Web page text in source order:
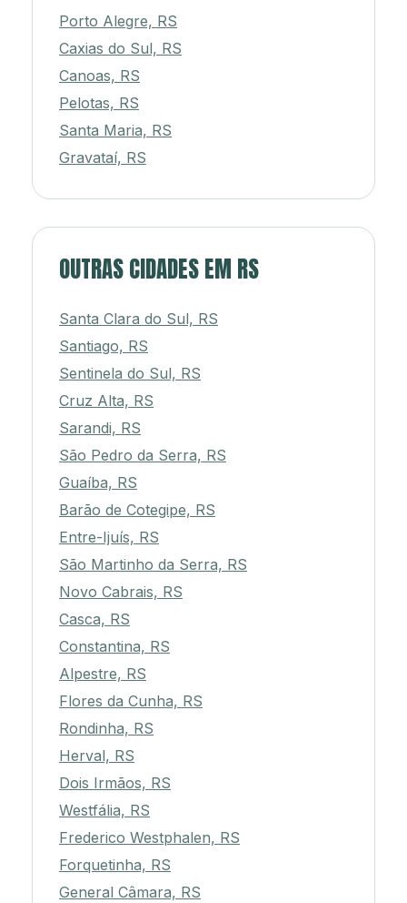
Porto Alegre, RS
Caxias do Sul, RS
Canoas, RS
Pelotas, RS
Santa Maria, RS
Gravataí, RS
OUTRAS CIDADES EM RS
Santa Clara do Sul, RS
Santiago, RS
Sentinela do Sul, RS
Cruz Alta, RS
Sarandi, RS
São Pedro da Serra, RS
Guaíba, RS
Barão de Cotegipe, RS
Entre-Ijuís, RS
São Martinho da Serra, RS
Novo Cabrais, RS
Casca, RS
Constantina, RS
Alpestre, RS
Flores da Cunha, RS
Rondinha, RS
Herval, RS
Dois Irmãos, RS
Westfália, RS
Frederico Westphalen, RS
Forquetinha, RS
General Câmara, RS